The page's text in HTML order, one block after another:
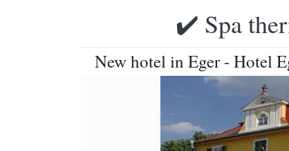
✔️ Spa
New hotel in Eger - Hotel